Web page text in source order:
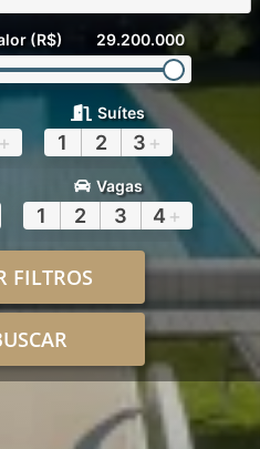
(R$) 29.200.000
+
Suítes
1 2 3 +
Vagas
1 2 3 4 +
FILTROS